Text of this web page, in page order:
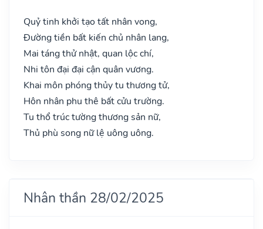
Quỷ tinh khởi tạo tất nhân vong,
Đường tiền bất kiến chủ nhân lang,
Mai táng thử nhật, quan lộc chí,
Nhi tôn đại đại cận quân vương.
Khai môn phóng thủy tu thương tử,
Hôn nhân phu thê bất cửu trường.
Tu thổ trúc tường thương sản nữ,
Thủ phù song nữ lệ uông uông.
Nhân thần 28/02/2025